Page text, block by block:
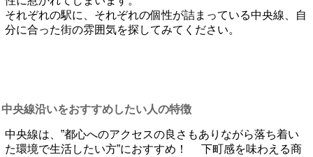
それぞれの駅に、それぞれの個性が詰まっている中央線、自
分に合った街の雰囲気を探してみてください。
中央線沿いをおすすめしたい人の特徴
中央線は、”都心へのアクセスの良さもありながら落ち着い
た環境で生活したい方”におすすめ！ 下町感を味わえる商